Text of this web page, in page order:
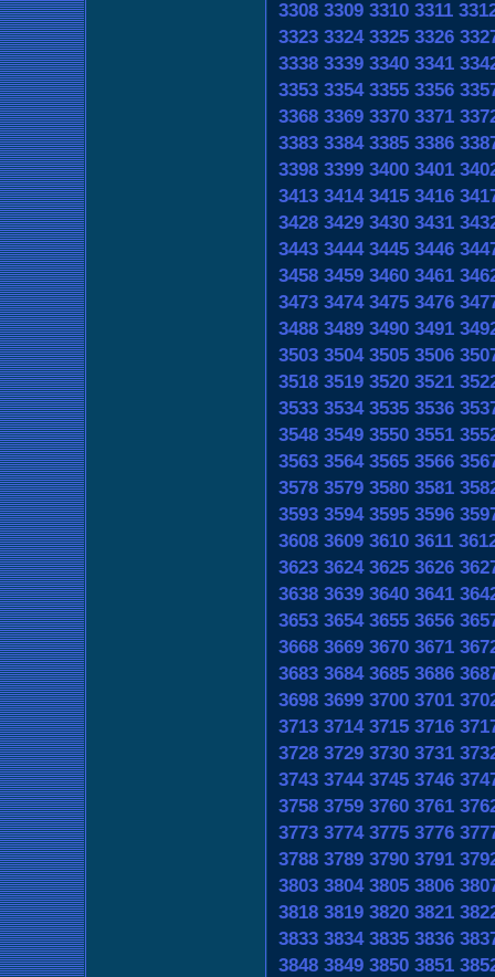
3308 3309 3310 3311
3323 3324 3325 3326
3338 3339 3340 3341
3353 3354 3355 3356
3368 3369 3370 3371
3383 3384 3385 3386
3398 3399 3400 3401
3413 3414 3415 3416
3428 3429 3430 3431
3443 3444 3445 3446
3458 3459 3460 3461
3473 3474 3475 3476
3488 3489 3490 3491
3503 3504 3505 3506
3518 3519 3520 3521
3533 3534 3535 3536
3548 3549 3550 3551
3563 3564 3565 3566
3578 3579 3580 3581
3593 3594 3595 3596
3608 3609 3610 3611
3623 3624 3625 3626
3638 3639 3640 3641
3653 3654 3655 3656
3668 3669 3670 3671
3683 3684 3685 3686
3698 3699 3700 3701
3713 3714 3715 3716
3728 3729 3730 3731
3743 3744 3745 3746
3758 3759 3760 3761
3773 3774 3775 3776
3788 3789 3790 3791
3803 3804 3805 3806
3818 3819 3820 3821
3833 3834 3835 3836
3848 3849 3850 3851